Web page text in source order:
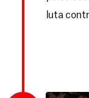
luta